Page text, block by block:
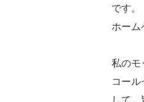
です。
ホーム
私のモ
コー
して